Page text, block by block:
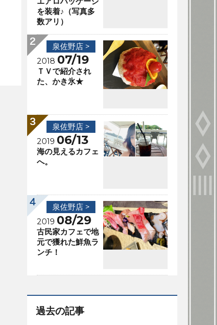
を装着♪（写真多
数アリ）
泉佐野店 >
2018 07/19
ＴＶで紹介され
た、かき氷★
泉佐野店 >
2019 06/13
海の見えるカフェ
へ。
泉佐野店 >
2019 08/29
古民家カフェで地
元で獲れた鮮魚ラ
ンチ！
過去の記事